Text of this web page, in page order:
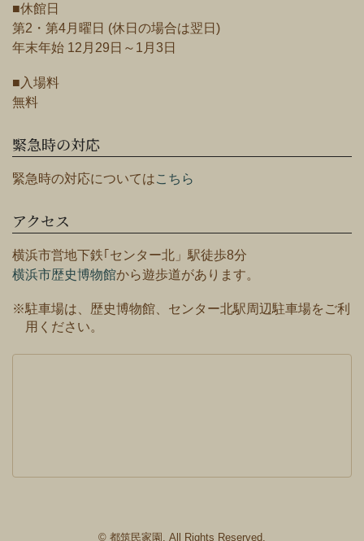
■休館日
第2・第4月曜日 (休日の場合は翌日)
年末年始 12月29日～1月3日
■入場料
無料
緊急時の対応
緊急時の対応についてはこちら
アクセス
横浜市営地下鉄｢センター北」駅徒歩8分
横浜市歴史博物館から遊歩道があります。
※駐車場は、歴史博物館、センター北駅周辺駐車場をご利
用ください。
© 都筑民家園. All Rights Reserved.